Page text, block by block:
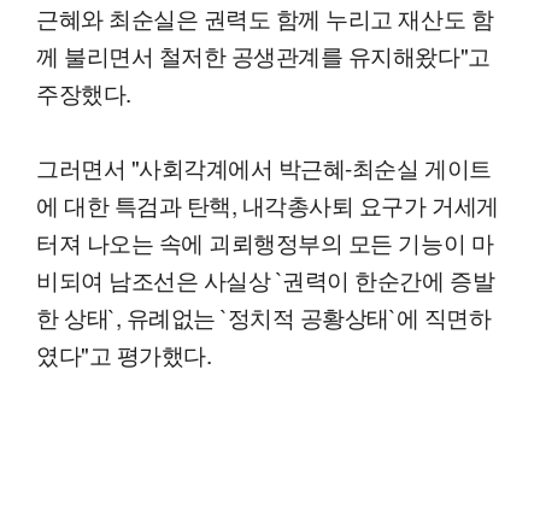
근혜와 최순실은 권력도 함께 누리고 재산도 함
께 불리면서 철저한 공생관계를 유지해왔다"고
주장했다.
그러면서 "사회각계에서 박근혜-최순실 게이트
에 대한 특검과 탄핵, 내각총사퇴 요구가 거세게
터져 나오는 속에 괴뢰행정부의 모든 기능이 마
비되여 남조선은 사실상 `권력이 한순간에 증발
한 상태`, 유례없는 `정치적 공황상태`에 직면하
였다"고 평가했다.